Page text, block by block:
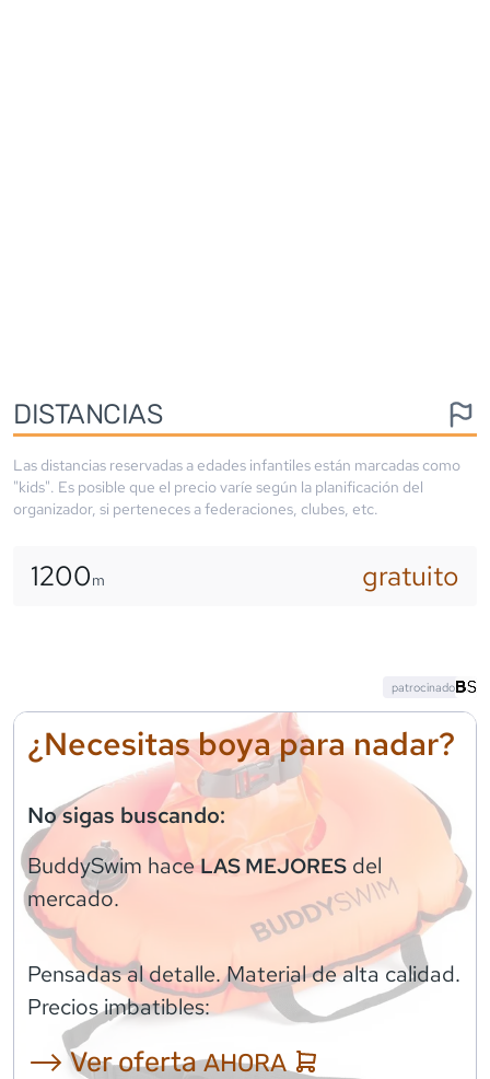
DISTANCIAS
Las distancias reservadas a edades infantiles están marcadas como
"kids". Es posible que el precio varíe según la planificación del
organizador, si perteneces a federaciones, clubes, etc.
1200m gratuito
¿Necesitas boya para nadar?
No sigas buscando:
BuddySwim haceLAS MEJORES del
mercado.
Pensadas al detalle. Material de alta calidad.
Precios imbatibles:
⟶ Ver ofertaAHORA
patrocinado